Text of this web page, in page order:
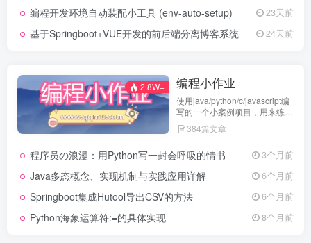
编程开发环境自动装配小工具 (env-auto-setup) 23天前
基于Springboot+VUE开发的前后端分离博客系统 24天前
2.8W+ 编程小作业
使用java/python/c/javascript编
写的一个小案例项目，用来练习
代码编程
384篇文章
程序员の浪漫：用Python写一封会呼吸的情书 3个月前
Java多态概念、实现机制与实践应用详解 6个月前
Springboot集成Hutool导出CSV的方法 6个月前
Python海象运算符:=的具体实现 8个月前